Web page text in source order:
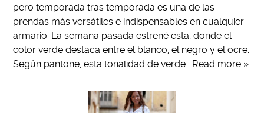
pero temporada tras temporada es una de las
prendas más versátiles e indispensables en cualquier
armario. La semana pasada estrené esta, donde el
color verde destaca entre el blanco, el negro y el ocre.
Según pantone, esta tonalidad de verde… Read more »